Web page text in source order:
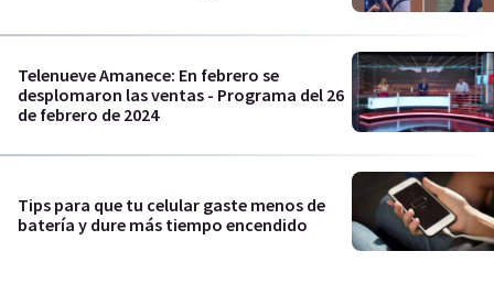
Telenueve Amanece: En febrero se
desplomaron las ventas - Programa del 26
de febrero de 2024
Tips para que tu celular gaste menos de
batería y dure más tiempo encendido